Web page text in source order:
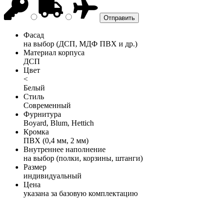
Фасад
на выбор (ДСП, МДФ ПВХ и др.)
Материал корпуса
ДСП
Цвет
<
Белый
Стиль
Современный
Фурнитура
Boyard, Blum, Hettich
Кромка
ПВХ (0,4 мм, 2 мм)
Внутреннее наполнение
на выбор (полки, корзины, штанги)
Размер
индивидуальный
Цена
указана за базовую комплектацию